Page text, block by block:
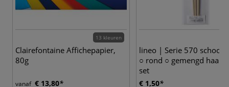
13 kleuren
Clairefontaine Affichepapier,
80g
vanaf € 13,80
lineo | Serie 570
○ rond ○ gemengd haar
set
€ 1,50